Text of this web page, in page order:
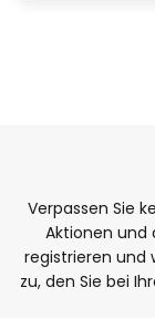
Verpassen Sie
Aktionen und
registrieren und
zu, den Sie bei